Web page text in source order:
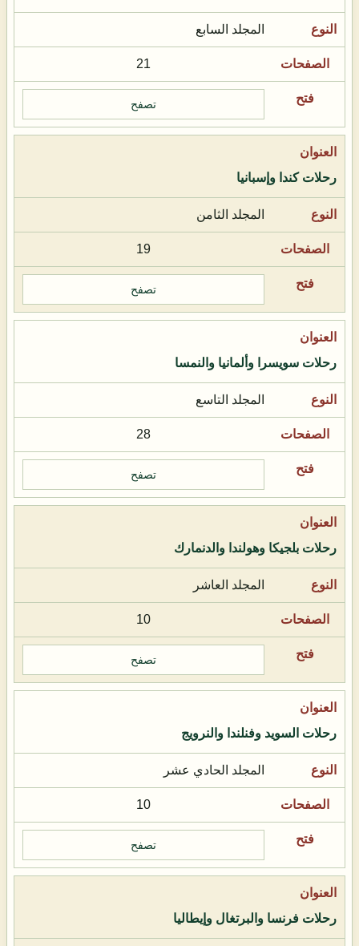
المجلد السابع
21
تصفح
رحلات كندا وإسبانيا
المجلد الثامن
19
تصفح
رحلات سويسرا وألمانيا والنمسا
المجلد التاسع
28
تصفح
رحلات بلجيكا وهولندا والدنمارك
المجلد العاشر
10
تصفح
رحلات السويد وفنلندا والنرويج
المجلد الحادي عشر
10
تصفح
رحلات فرنسا والبرتغال وإيطاليا